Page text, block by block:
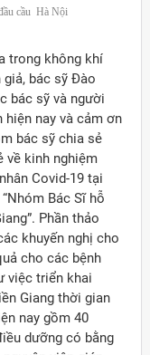
cầu Hà Nội
trong không khí
bác sỹ Đào
bác sỹ và người
nay và cảm ơn
bác sỹ chia sẻ
về kinh nghiệm
Covid-19 tại
Bác Sĩ hỗ
Phần thảo
khuyến nghị cho
cho các bệnh
việc triển khai
Giang thời gian
nay gồm 40
dưỡng có bằng